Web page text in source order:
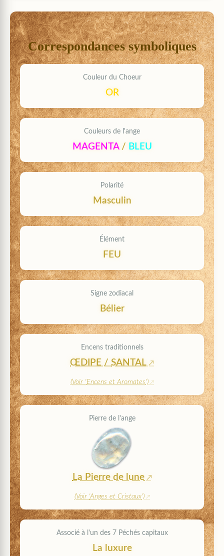
Correspondances symboliques
Couleur du Choeur
OR
Couleurs de l'ange
MAGENTA/ BLEU
Polarité
Masculin
Élément
FEU
Signe zodiacal
Bélier
Encens traditionnels
ŒDIPE / SANTAL
(Voir 'Encens et Aromates')
Pierre de l'ange
La Pierre de lune
(Voir 'Anges et Cristaux')
Associé à l'un des 7 Péchés capitaux
La luxure